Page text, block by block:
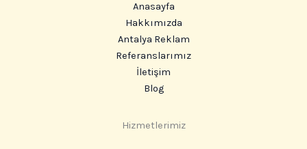
Anasayfa
Hakkımızda
Antalya Reklam
Referanslarımız
İletişim
Blog
Hizmetlerimiz